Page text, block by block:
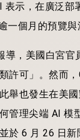
表示，在廣泛
一個月的預覽與
導，美國白宮
許可」。然而
舉也發生在美
管理尖端 AI 模
於 6 月 26 日